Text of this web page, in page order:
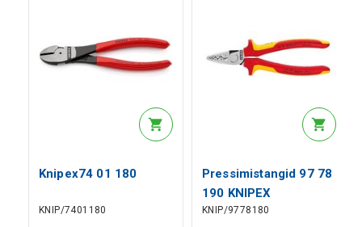
Knipex74 01 180
KNIP/7401180
Pressimistangid 97 78
190 KNIPEX
KNIP/9778180